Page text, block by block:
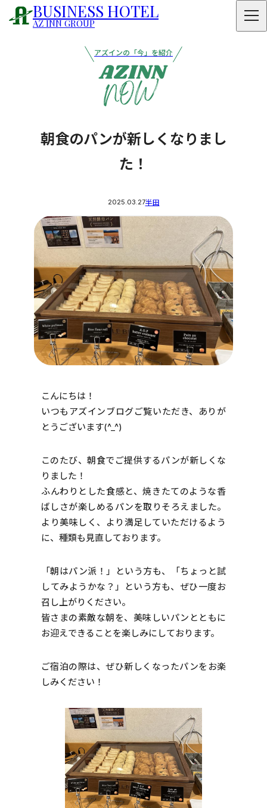
BUSINESS HOTEL
AZ INN GROUP
アズインの「今」を紹介
朝食のパンが新しくなりまし
た！
2025.03.27半田
こんにちは！
いつもアズインブログご覧いただき、ありが
とうございます(^_^)
このたび、朝食でご提供するパンが新しくな
りました！
ふんわりとした食感と、焼きたてのような香
ばしさが楽しめるパンを取りそろえました。
より美味しく、より満足していただけるよう
に、種類も見直しております。
「朝はパン派！」という方も、「ちょっと試
してみようかな？」という方も、ぜひ一度お
召し上がりください。
皆さまの素敵な朝を、美味しいパンとともに
お迎えできることを楽しみにしております。
ご宿泊の際は、ぜひ新しくなったパンをお楽
しみください！